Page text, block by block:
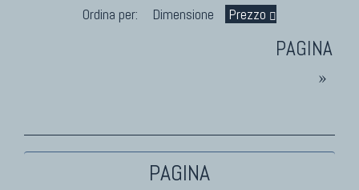
Vito Catalano
Tappeti Persiani Nuovi
Ordina per: Dimensione Prezzo
»